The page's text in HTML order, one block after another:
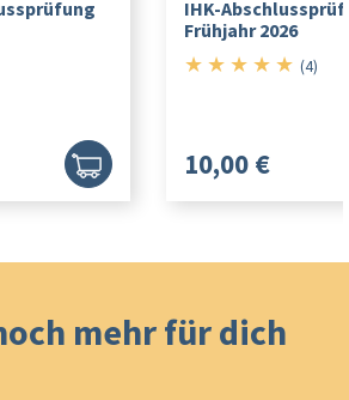
IHK-
Frühjahr 2026
★ ★ ★ ★ ★ 5/5
(4)
10,00 €
mehr für dich